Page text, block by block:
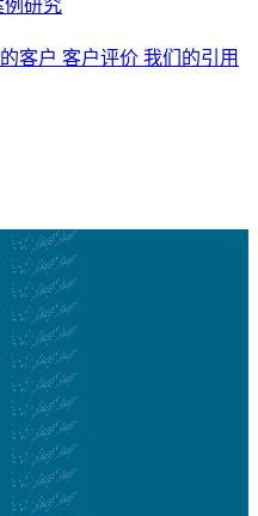
例研究
客户 客户评价 我们的引用